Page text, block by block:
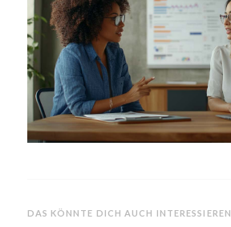
DAS KÖNNTE DICH AUCH INTERESSIEREN